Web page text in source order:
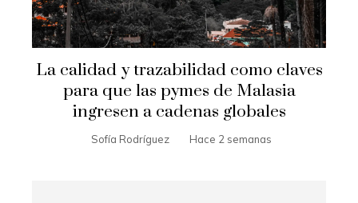
La calidad y trazabilidad como claves
para que las pymes de Malasia
ingresen a cadenas globales
Sofía Rodríguez Hace 2 semanas